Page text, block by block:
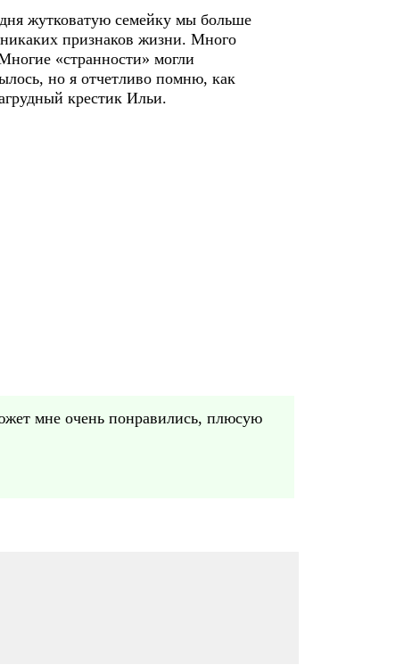
жутковатую семейку мы больше
признаков жизни. Много
«странности» могли
но я отчетливо помню, как
крестик Ильи.
мне очень понравились, плюсую